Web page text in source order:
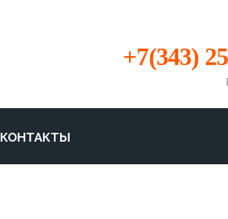
+7(343)
КОНТАКТЫ